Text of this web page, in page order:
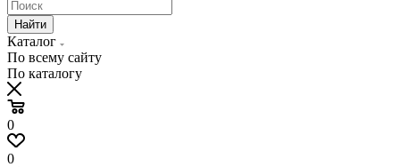
Найти
Каталог
По всему сайту
По каталогу
0
0